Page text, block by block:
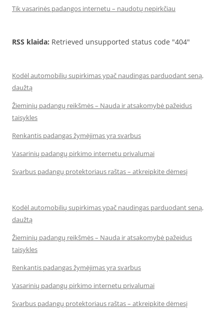
Tik vasarinės padangos internetu – naudotų nepirkčiau
RSS klaida: Retrieved unsupported status code "404"
Kodėl automobilių supirkimas ypač naudingas parduodant seną,
daužtą
Žieminių padangų reikšmės – Nauda ir atsakomybė pažeidus
taisykles
Renkantis padangas žymėjimas yra svarbus
Vasarinių padangų pirkimo internetu privalumai
Svarbus padangų protektoriaus raštas – atkreipkite dėmesį
Kodėl automobilių supirkimas ypač naudingas parduodant seną,
daužtą
Žieminių padangų reikšmės – Nauda ir atsakomybė pažeidus
taisykles
Renkantis padangas žymėjimas yra svarbus
Vasarinių padangų pirkimo internetu privalumai
Svarbus padangų protektoriaus raštas – atkreipkite dėmesį